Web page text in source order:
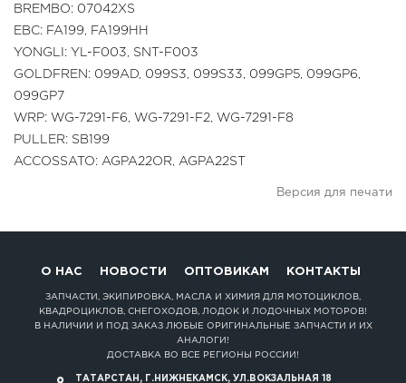
BREMBO: 07042XS
EBC: FA199, FA199HH
YONGLI: YL-F003, SNT-F003
GOLDFREN: 099AD, 099S3, 099S33, 099GP5, 099GP6,
099GP7
WRP: WG-7291-F6, WG-7291-F2, WG-7291-F8
PULLER: SB199
ACCOSSATO: AGPA22OR, AGPA22ST
Версия для печати
О НАС НОВОСТИ ОПТОВИКАМ КОНТАКТЫ
ЗАПЧАСТИ, ЭКИПИРОВКА, МАСЛА И ХИМИЯ ДЛЯ МОТОЦИКЛОВ,
КВАДРОЦИКЛОВ, СНЕГОХОДОВ, ЛОДОК И ЛОДОЧНЫХ МОТОРОВ!
В НАЛИЧИИ И ПОД ЗАКАЗ ЛЮБЫЕ ОРИГИНАЛЬНЫЕ ЗАПЧАСТИ И ИХ
АНАЛОГИ!
ДОСТАВКА ВО ВСЕ РЕГИОНЫ РОССИИ!
ТАТАРСТАН, Г.НИЖНЕКАМСК, УЛ.ВОКЗАЛЬНАЯ 18